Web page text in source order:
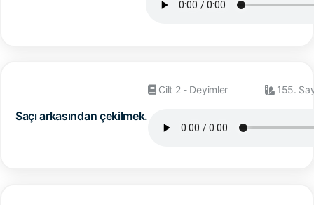
Saçı arkasından çekilmek.
Cilt 2 - Deyimler 155.